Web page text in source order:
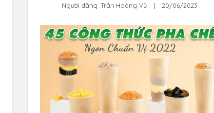
Người đăng: Trần Hoàng Vũ | 20/06/2023